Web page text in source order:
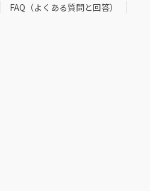
FAQ（よくある質問と回答）